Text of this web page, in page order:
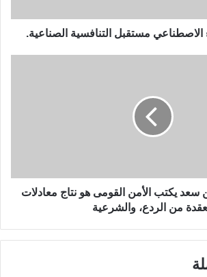
الاصطناعي مستقبل التنافسية الصناعية.
سعد يكتب الأمن القومى هو نتاج معادلات
من الردع، والشرعية